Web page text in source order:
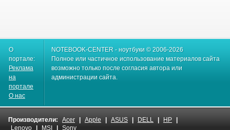
О
портале:
Реклама
на
портале
О нас
NOTEBOOK-CENTER - ноутбуки © 2006-2026
Полное или частичное использование материалов сайта
возможно только после согласия автора или
администрации сайта.
Производители: Acer Apple ASUS DELL HP
Lenovo
MSI Sony